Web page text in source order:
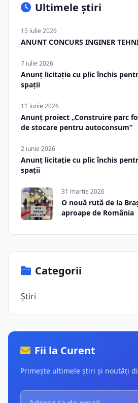
Ultimele știri
15 iulie 2026
ANUNT CONCURS INGINER
7 iulie 2026
Anunț licitație cu plic închis
spații
11 iunie 2026
Anunț proiect „Construire parc
de stocare pentru autoconsum”
2 iunie 2026
Anunț licitație cu plic închis
spații
31 martie 2026
O nouă rută de la
aproape de România
Categorii
Știri
Fii la Curent
Primește ultimele știri și noutăți